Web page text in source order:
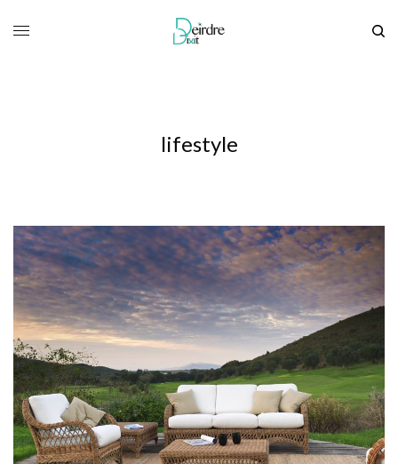
lifestyle